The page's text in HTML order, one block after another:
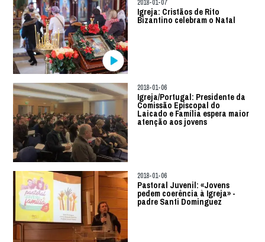
2018-01-07
Igreja: Cristãos de Rito
Bizantino celebram o Natal
2018-01-06
Igreja/Portugal: Presidente da
Comissão Episcopal do
Laicado e Família espera maior
atenção aos jovens
2018-01-06
Pastoral Juvenil: «Jovens
pedem coerência à Igreja» -
padre Santi Dominguez